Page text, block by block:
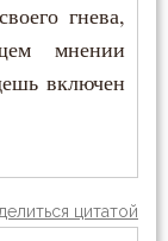
гнева,
мнении
включен
цитатой